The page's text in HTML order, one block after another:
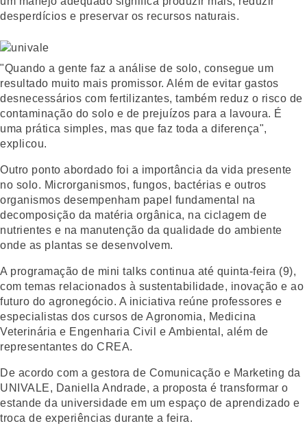
desperdícios e preservar os recursos naturais.
"Quando a gente faz a análise de solo, consegue um
resultado muito mais promissor. Além de evitar gastos
desnecessários com fertilizantes, também reduz o risco de
contaminação do solo e de prejuízos para a lavoura. É
uma prática simples, mas que faz toda a diferença",
explicou.
Outro ponto abordado foi a importância da vida presente
no solo. Microrganismos, fungos, bactérias e outros
organismos desempenham papel fundamental na
decomposição da matéria orgânica, na ciclagem de
nutrientes e na manutenção da qualidade do ambiente
onde as plantas se desenvolvem.
A programação de mini talks continua até quinta-feira (9),
com temas relacionados à sustentabilidade, inovação e ao
futuro do agronegócio. A iniciativa reúne professores e
especialistas dos cursos de Agronomia, Medicina
Veterinária e Engenharia Civil e Ambiental, além de
representantes do CREA.
De acordo com a gestora de Comunicação e Marketing da
UNIVALE, Daniella Andrade, a proposta é transformar o
estande da universidade em um espaço de aprendizado e
troca de experiências durante a feira.